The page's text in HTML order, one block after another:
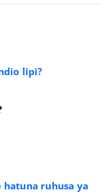
lipi?
ruhusa ya